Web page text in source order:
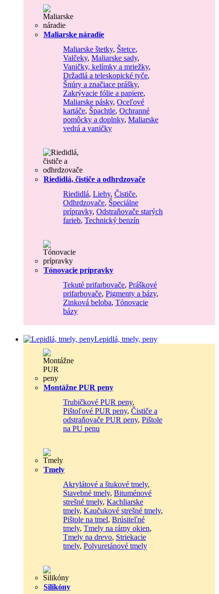
Maliarske náradie
Maliarske štetky, Štetce,
Valčeky, Maliarske sady,
Vaničky, kelímky a mriežky,
Držadlá a teleskopické tyče,
Šnúry a značiace prášky,
Zakrývacie fólie a papiere,
Maliarske pásky, Oceľové
kartáče, Špachtle, Ochranné
pomôcky a doplnky, Maliarske
vedrá a vaničky
Riedidlá, čističe a odhrdzovače
Riedidlá, Liehy, Čističe,
Odhrdzovače, Špeciálne
prípravky, Odstraňovače starých
farieb, Technický benzín
Tónovacie prípravky
Tekuté prifarbovače, Práškové
prifarbovače, Pigmenty a bázy,
Zinková beloba, Tónovacie
bázy
Lepidlá, tmely, peny
Montážne PUR peny
Trubičkové PUR peny,
Pištoľové PUR peny, Čističe a
odstraňovače PUR peny, Pištole
na PU penu
Tmely
Akrylátové a štukové tmely,
Stavebné tmely, Bituménové
strešné tmely, Kachliarske
tmely, Kaučukové strešné tmely,
Pištole na tmel, Brúsiteľné
tmely, Tmely na rámy okien,
Tmely na drevo, Striekacie
tmely, Polyuretánové tmely
Silikóny